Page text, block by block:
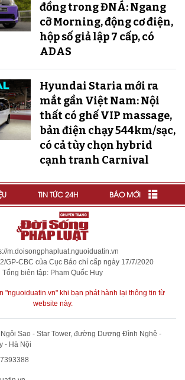
đồng trong ĐNÁ: Ngang
cỡ Morning, động cơ điện,
hộp số giả lập 7 cấp, có
ADAS
Hyundai Staria mới ra
mắt gần Việt Nam: Nội
thất có ghế VIP massage,
bản điện chạy 544km/sạc,
có cả tùy chọn hybrid
cạnh tranh Carnival
TIN TỨC 24H BÁO MỚI
m.doisongphapluat.nguoiduatin.vn
GP-CBC của Cục Báo chí cấp ngày 17/7/2020
Tổng biên tập: Phạm Quốc Huy
"nguoiduatin.vn" khi bạn phát hành lại thông tin từ
website này.
Sao - Star Tower, đường Dương Đình Nghệ -
- Hà Nội